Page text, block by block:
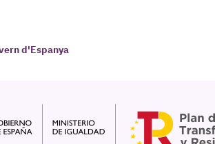
d'Espanya